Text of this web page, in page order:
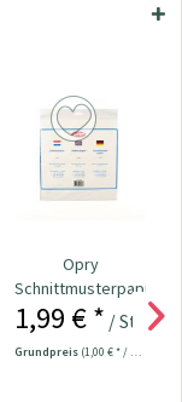
Opry
Schnittmusterpapier
transparent 2 m²
1,99 € * / Stück
Grundpreis (1,00 € * / 1 m²)